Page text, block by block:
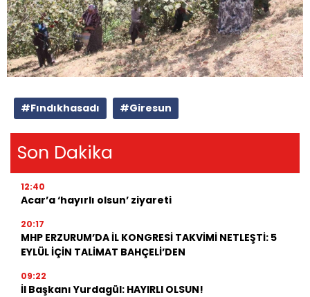
#Fındıkhasadı #Giresun
Son Dakika
12:40
Acar’a ‘hayırlı olsun’ ziyareti
20:17
MHP ERZURUM’DA İL KONGRESİ TAKVİMİ NETLEŞTİ: 5
EYLÜL İÇİN TALİMAT BAHÇELİ’DEN
09:22
İl Başkanı Yurdagül: HAYIRLI OLSUN!